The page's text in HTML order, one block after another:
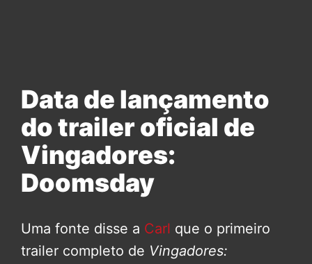
Data de lançamento
do trailer oficial de
Vingadores:
Doomsday
Uma fonte disse a Carl que o primeiro
trailer completo de Vingadores: